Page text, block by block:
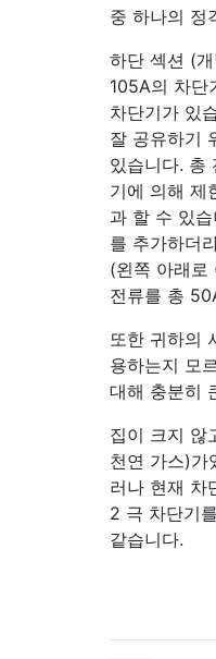
중 하나의 정
하단 섹션 (
105A의 차단
차단기가 있
잘 공유하기
있습니다. 총
기에 의해 제
과 할 수 있
를 추가하더
(왼쪽 아래로
전류를 총
또한 귀하의
용하는지 모
대해 충분히
집이 크지 않
천연 가스)가
러나 현재 차
2 극 차단기
같습니다.